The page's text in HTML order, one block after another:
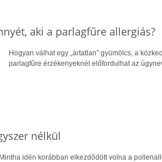
aki a parlagfűre allergiás?
Hogyan válhat egy „ártatlan” gyümölcs, a
parlagfűre érzékenyeknél előfordulhat az
nélkül
Mintha idén korábban elkezdődött volna a